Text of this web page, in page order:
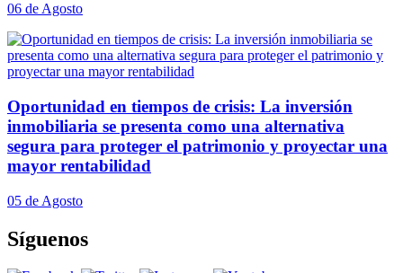
06 de Agosto
Oportunidad en tiempos de crisis: La inversión
inmobiliaria se presenta como una alternativa
segura para proteger el patrimonio y proyectar una
mayor rentabilidad
05 de Agosto
Síguenos